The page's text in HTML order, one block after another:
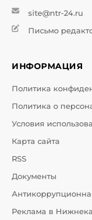
site@ntr-24.ru
Письмо
ИНФОРМАЦИЯ
Политика
Политика о
Условия
Карта сайта
RSS
Документы
Реклама в